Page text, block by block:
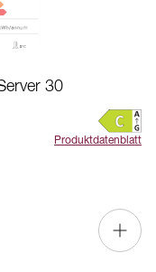
30
Produktdatenblatt